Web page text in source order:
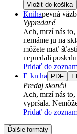
Vložiť do košíka
Knihapevná
Vypredané
Ach, mrzí nás
nemáme ju na
môžete mať
nepredali
Pridať do
E-kniha
PDF
Predaj skončil
Ach, mrzí nás
vypršala.
Pridať do
Ďalšie formáty